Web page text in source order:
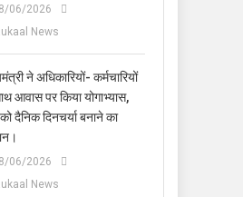
06/2026
News
ने अधिकारियों- कर्मचारियों
आवास पर किया योगाभ्यास,
दैनिक दिनचर्या बनाने का
06/2026
News